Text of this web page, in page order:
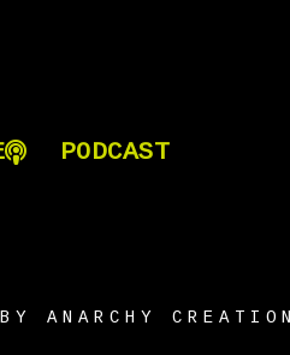
PODCAST
ANARCHY CREATION